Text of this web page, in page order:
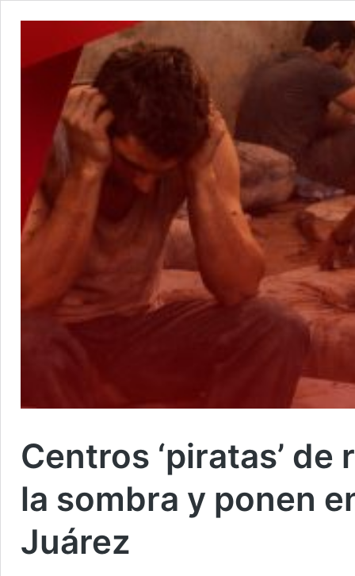
Centros ‘piratas’
la sombra y ponen
Juárez